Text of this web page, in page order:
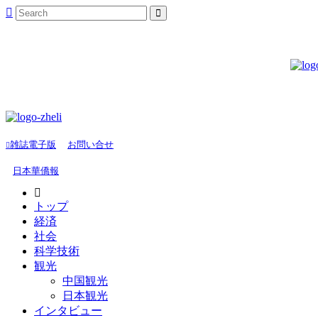
雑誌電子版 お問い合せ
日本華僑報
トップ
経済
社会
科学技術
観光
中国観光
日本観光
インタビュー